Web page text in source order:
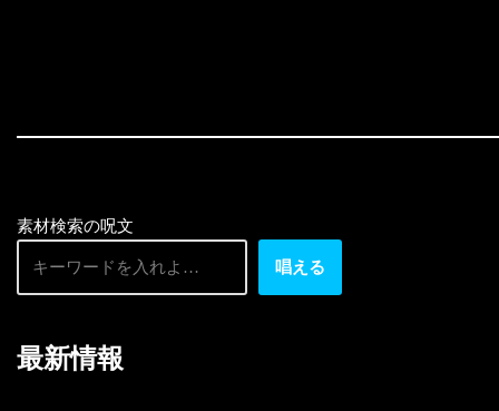
素材検索の呪文
唱える
最新情報